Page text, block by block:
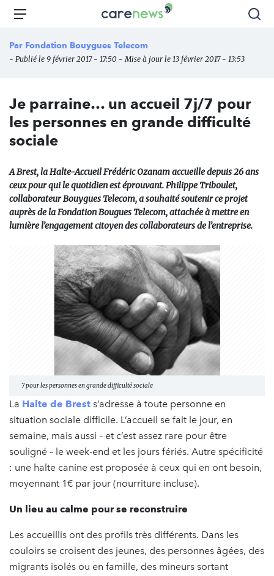
Aller
principal
Carenews,
média
des
Menu
Par Fondation Bouygues Telecom
- Publié le 9 février 2017 - 17:50 - Mise à jour le 13 février 2017 - 13:53
Je parraine… un accueil 7j/7 pour
les personnes en grande difficulté
sociale
A Brest, la Halte-Accueil Frédéric Ozanam accueille depuis 26 ans
ceux pour qui le quotidien est éprouvant. Philippe Triboulet,
collaborateur Bouygues Telecom, a souhaité soutenir ce projet
auprès de la Fondation Bougues Telecom, attachée à mettre en
lumière l’engagement citoyen des collaborateurs de l’entreprise.
7 pour les personnes en grande difficulté sociale
La Halte de Brest s’adresse à toute personne en
situation sociale difficile. L’accueil se fait le jour, en
semaine, mais aussi – et c’est assez rare pour être
souligné – le week-end et les jours fériés. Autre spécificité
: une halte canine est proposée à ceux qui en ont besoin,
moyennant 1€ par jour (nourriture incluse).
Un lieu au calme pour se reconstruire
Les accueillis ont des profils très différents. Dans les
couloirs se croisent des jeunes, des personnes âgées, des
migrants isolés ou en famille, des mineurs sortant